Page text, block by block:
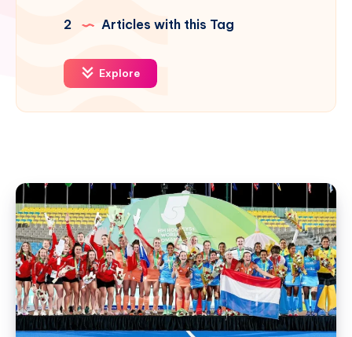
2 Articles with this Tag
Explore